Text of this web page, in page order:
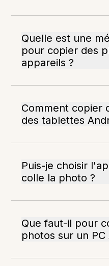
Quelle est une
pour copier des
appareils ?
Comment copier
des tablettes
Puis-je choisir
colle la photo ?
Que faut-il pour
photos sur un PC